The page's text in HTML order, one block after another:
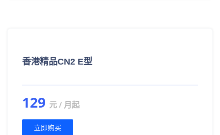
香港精品CN2 E型
129 元 / 月起
立即购买